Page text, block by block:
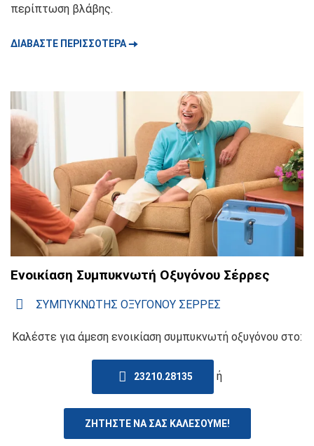
περίπτωση βλάβης.
ΔΙΑΒΑΣΤΕ ΠΕΡΙΣΣΟΤΕΡΑ🠆
Ενοικίαση Συμπυκνωτή Οξυγόνου Σέρρες
ΣΥΜΠΥΚΝΩΤΗΣ ΟΞΥΓΟΝΟΥ ΣΕΡΡΕΣ
Καλέστε για άμεση ενοικίαση συμπυκνωτή οξυγόνου στο:
23210.28135 ή
ΖΗΤΗΣΤΕ ΝΑ ΣΑΣ ΚΑΛΕΣΟΥΜΕ!